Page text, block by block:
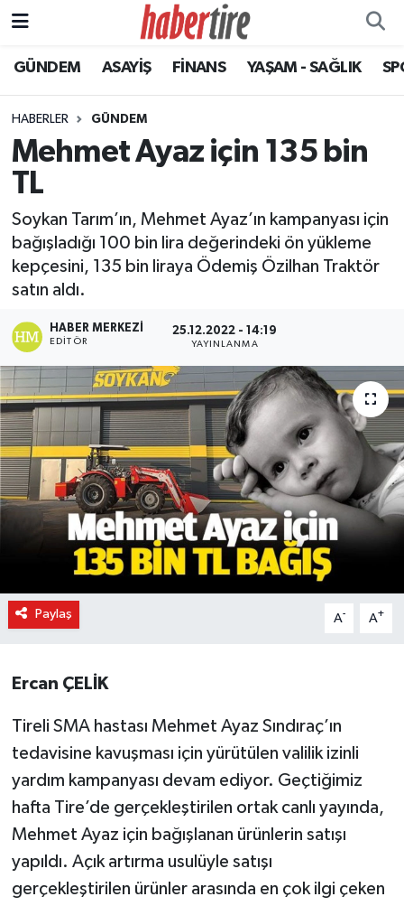
GÜNDEM ASAYİŞ FİNANS YAŞAM - SAĞLIK
HABERLER GÜNDEM
Mehmet Ayaz için 135 bin
TL
Soykan Tarım’ın, Mehmet Ayaz’ın kampanyası için
bağışladığı 100 bin lira değerindeki ön yükleme
kepçesini, 135 bin liraya Ödemiş Özilhan Traktör
satın aldı.
HABER MERKEZI
EDITÖR
25.12.2022 - 14:19
YAYINLANMA
Paylaş A- A+
Ercan ÇELİK
Tireli SMA hastası Mehmet Ayaz Sındıraç’ın
tedavisine kavuşması için yürütülen valilik izinli
yardım kampanyası devam ediyor. Geçtiğimiz
hafta Tire’de gerçekleştirilen ortak canlı yayında,
Mehmet Ayaz için bağışlanan ürünlerin satışı
yapıldı. Açık artırma usulüyle satışı
gerçekleştirilen ürünler arasında en çok ilgi çeken
Tire Nöbetçi Eczaneler
Tire Hava Durumu
Tire Trafik Yoğunluk Haritası
Tüm Manşetler
Son Dakika Haberleri
Haber Arşivi